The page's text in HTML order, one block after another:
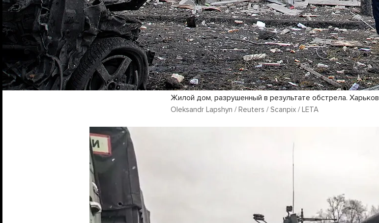
Жилой дом, разрушенный в результате обстрела. Харьков
Oleksandr Lapshyn / Reuters / Scanpix / LETA